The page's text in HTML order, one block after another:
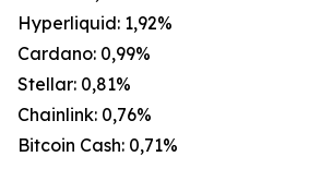
Hyperliquid: 1,92%
Cardano: 0,99%
Stellar: 0,81%
Chainlink: 0,76%
Bitcoin Cash: 0,71%